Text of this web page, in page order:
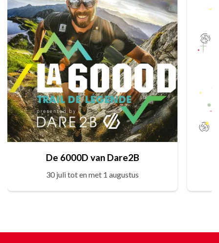
De 6000D van Dare2B
30 juli tot en met 1 augustus